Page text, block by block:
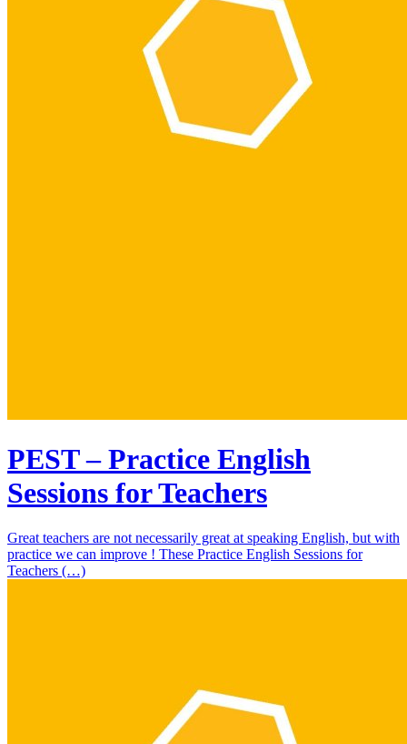
PEST – Practice English
Sessions for Teachers
Great teachers are not necessarily great at speaking English, but with
practice we can improve ! These Practice English Sessions for
Teachers (…)